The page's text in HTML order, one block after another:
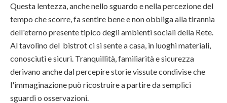
Questa lentezza, anche nello sguardo e nella percezione del
tempo che scorre, fa sentire bene e non obbliga alla tirannia
dell'eterno presente tipico degli ambienti sociali della Rete.
Al tavolino del bistrot ci si sente a casa, in luoghi materiali,
conosciuti e sicuri. Tranquillità, familiarità e sicurezza
derivano anche dal percepire storie vissute condivise che
l'immaginazione può ricostruire a partire da semplici
sguardi o osservazioni.